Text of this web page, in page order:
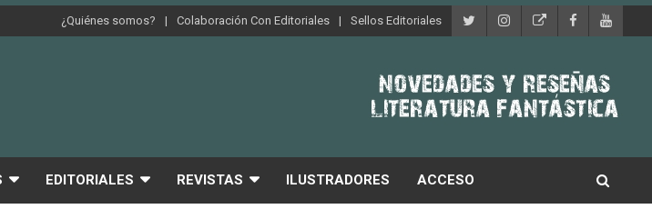
¿Quiénes somos? Colaboración Con Editoriales Sellos Editoriales
EDITORIALES REVISTAS ILUSTRADORES ACCESO